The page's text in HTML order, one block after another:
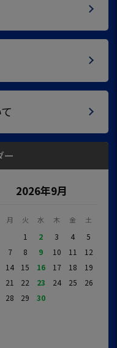
ー
2026年9月
月 火 水 木 金 土
1 2 3 4
5
7 8 9 10 11
12
14 15 16 17 18
19
21 22 23 24 25
26
28 29 30